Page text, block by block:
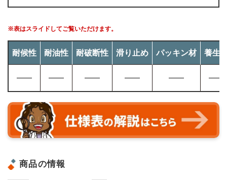
※表はスライドしてご覧いただけます。
耐候性 耐油性 耐破断性 滑り止め パッキン材 養生
商品の情報